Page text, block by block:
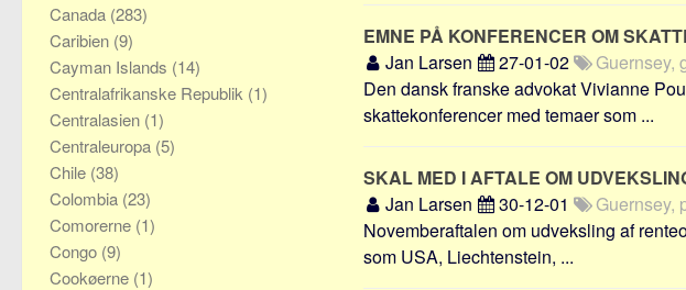
EMNE PÅ KONFERENCER OM
Jan Larsen
27-01-02
Guernsey,
Den dansk franske advokat Vivianne
skattekonferencer med temaer som ...
SKAL MED I AFTALE OM
Jan Larsen
30-12-01
Guernsey,
Novemberaftalen om udveksling af
som USA, Liechtenstein, ...
Canada (283)
Caribien (9)
Cayman Islands (14)
Centralafrikanske Republik (1)
Centralasien (1)
Centraleuropa (5)
Chile (38)
Colombia (23)
Comorerne (1)
Congo (9)
Cookøerne (1)